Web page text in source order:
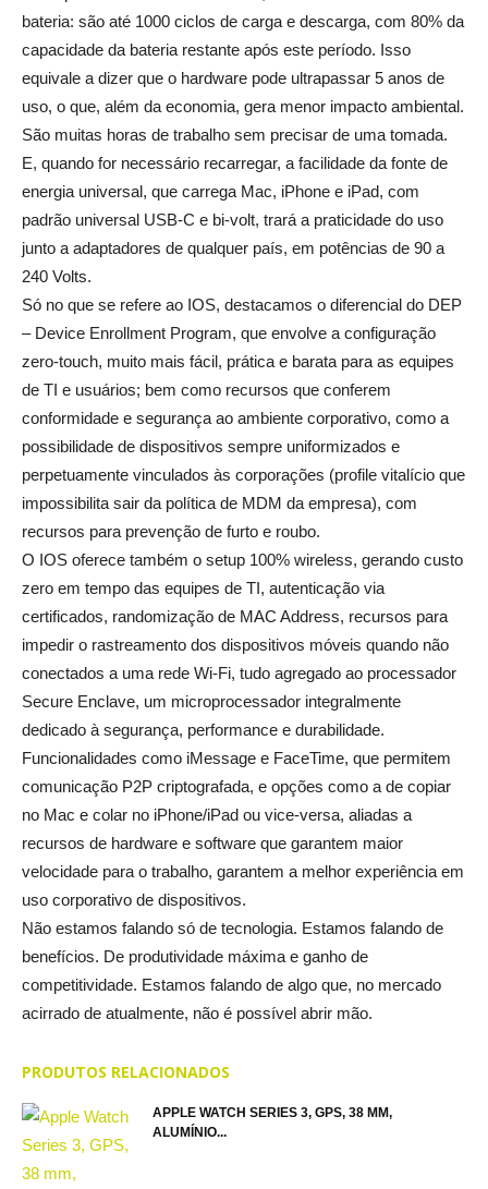
bateria: são até 1000 ciclos de carga e descarga, com 80% da
capacidade da bateria restante após este período. Isso
equivale a dizer que o hardware pode ultrapassar 5 anos de
uso, o que, além da economia, gera menor impacto ambiental.
São muitas horas de trabalho sem precisar de uma tomada.
E, quando for necessário recarregar, a facilidade da fonte de
energia universal, que carrega Mac, iPhone e iPad, com
padrão universal USB-C e bi-volt, trará a praticidade do uso
junto a adaptadores de qualquer país, em potências de 90 a
240 Volts.
Só no que se refere ao IOS, destacamos o diferencial do DEP
– Device Enrollment Program, que envolve a configuração
zero-touch, muito mais fácil, prática e barata para as equipes
de TI e usuários; bem como recursos que conferem
conformidade e segurança ao ambiente corporativo, como a
possibilidade de dispositivos sempre uniformizados e
perpetuamente vinculados às corporações (profile vitalício que
impossibilita sair da política de MDM da empresa), com
recursos para prevenção de furto e roubo.
O IOS oferece também o setup 100% wireless, gerando custo
zero em tempo das equipes de TI, autenticação via
certificados, randomização de MAC Address, recursos para
impedir o rastreamento dos dispositivos móveis quando não
conectados a uma rede Wi-Fi, tudo agregado ao processador
Secure Enclave, um microprocessador integralmente
dedicado à segurança, performance e durabilidade.
Funcionalidades como iMessage e FaceTime, que permitem
comunicação P2P criptografada, e opções como a de copiar
no Mac e colar no iPhone/iPad ou vice-versa, aliadas a
recursos de hardware e software que garantem maior
velocidade para o trabalho, garantem a melhor experiência em
uso corporativo de dispositivos.
Não estamos falando só de tecnologia. Estamos falando de
benefícios. De produtividade máxima e ganho de
competitividade. Estamos falando de algo que, no mercado
acirrado de atualmente, não é possível abrir mão.
PRODUTOS RELACIONADOS
APPLE WATCH SERIES 3, GPS, 38 MM,
ALUMÍNIO...